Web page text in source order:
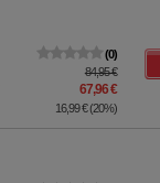
0
84,95 €
67,96 €
16,99 €(20%)